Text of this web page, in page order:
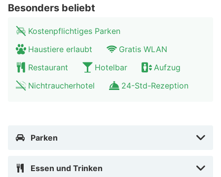
dem Botanischen Garten. Hier können Sie wunderbare
Lütticher Waffel, ein Geneverglas, besser bekannt als
Pékèt, oder die Lütticher Fleischbällchen, Boulets.
Besonders beliebt
Kostenpflichtiges Parken
Haustiere erlaubt
Gratis WLAN
Restaurant
Hotelbar
Aufzug
Nichtraucherhotel
24-Std-Rezeption
Parken
Essen und Trinken